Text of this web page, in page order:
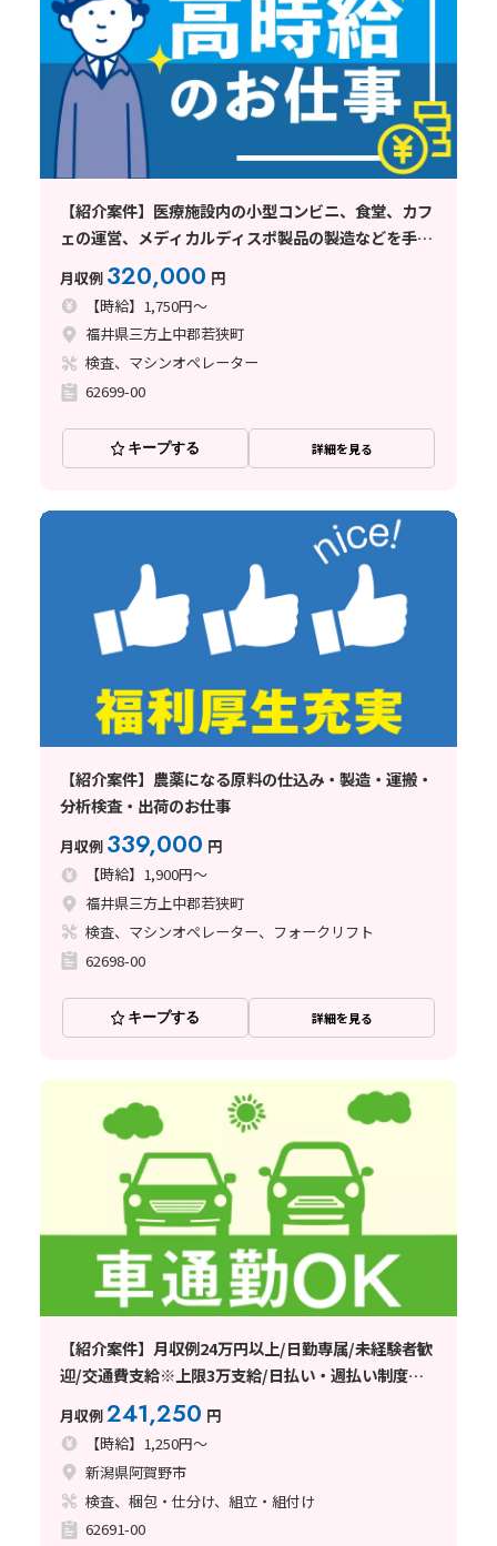
【紹介案件】医療施設内の小型コンビニ、食堂、カフ
ェの運営、メディカルディスポ製品の製造などを手掛
けている企業
月収例 320,000 円
【時給】1,750円～
福井県三方上中郡若狭町
検査、マシンオペレーター
62699-00
キープする 詳細を見る
【紹介案件】農薬になる原料の仕込み・製造・運搬・
分析検査・出荷のお仕事
月収例 339,000 円
【時給】1,900円～
福井県三方上中郡若狭町
検査、マシンオペレーター、フォークリフト
62698-00
キープする 詳細を見る
【紹介案件】月収例24万円以上/日勤専属/未経験者歓
迎/交通費支給※上限3万支給/日払い・週払い制度あ
月収例241,250 円
【時給】1,250円～
新潟県阿賀野市
検査、梱包・仕分け、組立・組付け
62691-00